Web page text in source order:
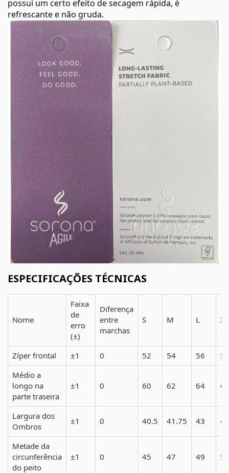
possui um certo efeito de secagem rápida, é
refrescante e não gruda.
ESPECIFICAÇÕES TÉCNICAS
Nome
Faixa
de
erro
(±)
Diferença
entre
marchas
S M L XL
Zíper frontal ±1 0 52 54 56
58
Médio a
longo na
parte traseira
±1 0 60 62 64 66
Largura dos
Ombros
±1 0 40.5 41.75 43
Metade da
circunferência
do peito
±1 0 45 47 49 52